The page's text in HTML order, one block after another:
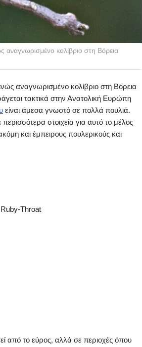
αναγνωρισμένο κολίβριο στη Βόρεια
αναγνωρισμένο κολίβριο στη Βόρεια
τακτικά στην Ανατολική Ευρώπη
είναι άμεσα γνωστό σε πολλά πουλιά.
στοιχεία για αυτό το μέλος
και έμπειρους πουλερικούς και
Throat
από το εύρος, αλλά σε περιοχές όπου